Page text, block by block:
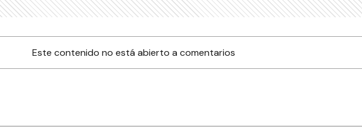
Este contenido no está abierto a comentarios